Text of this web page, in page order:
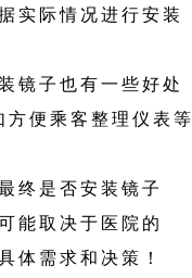
实际情况进行安装
镜子也有一些好处
方便乘客整理仪表等
终是否安装镜子
能取决于医院的
体需求和决策！